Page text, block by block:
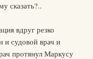
сказать?..
вдруг резко
и судовой врач и
протянул Маркусу